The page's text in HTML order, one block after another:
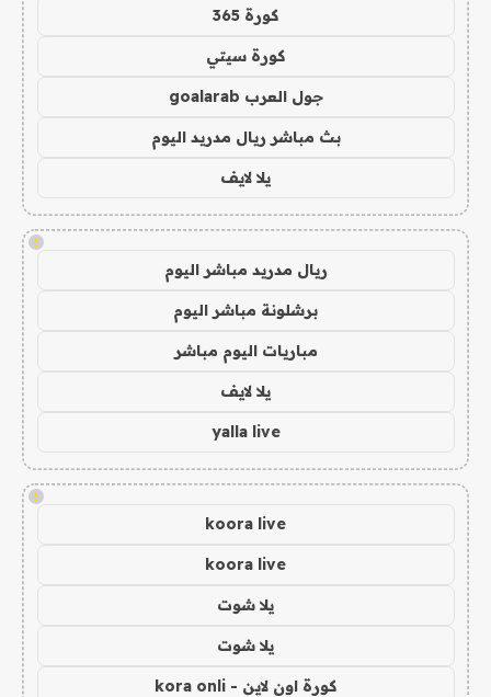
كورة 365
كورة سيتي
جول العرب goalarab
بث مباشر ريال مدريد اليوم
يلا لايف
!
ريال مدريد مباشر اليوم
برشلونة مباشر اليوم
مباريات اليوم مباشر
يلا لايف
yalla live
!
koora live
koora live
يلا شوت
يلا شوت
كورة اون لاين - kora onli